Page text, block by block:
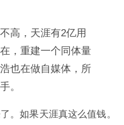
高，天涯有2亿用
，重建一个同体量
也在做自媒体，所
。
。如果天涯真这么值钱。